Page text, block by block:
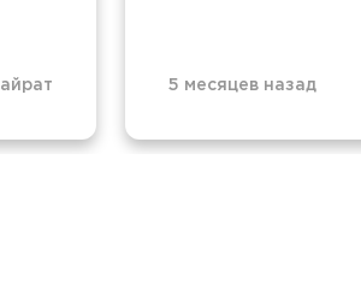
5 месяцев назад